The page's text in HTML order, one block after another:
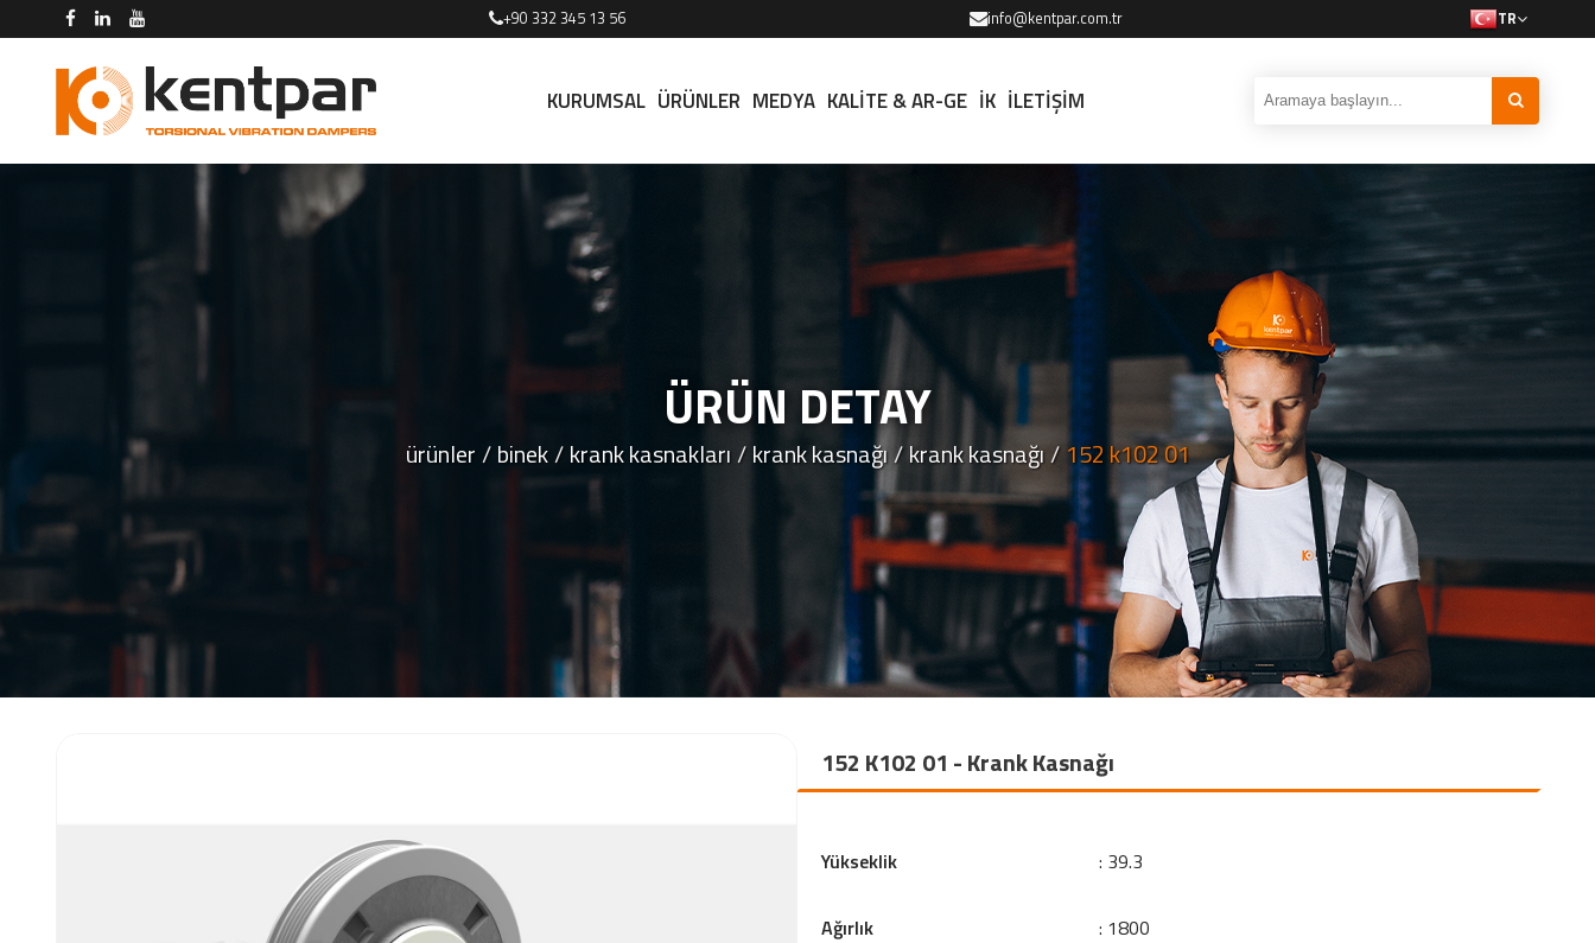
+90 332 345 13 56 info@kentpar.com.tr TR
KURUMSAL ÜRÜNLER MEDYA KALİTE & AR-GE İK İLETİŞİM
ÜRÜN DETAY
ürünler binek krank kasnakları krank kasnağı krank kasnağı 152 k102 01
152 K102 01 - Krank Kasnağı
Yükseklik : 39.3
Ağırlık : 1800